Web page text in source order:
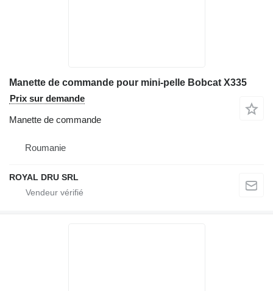
Manette de commande pour mini-pelle Bobcat X335
Prix sur demande
Manette de commande
Roumanie
ROYAL DRU SRL